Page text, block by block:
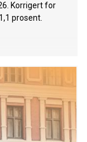
Korrigert for
prosent.